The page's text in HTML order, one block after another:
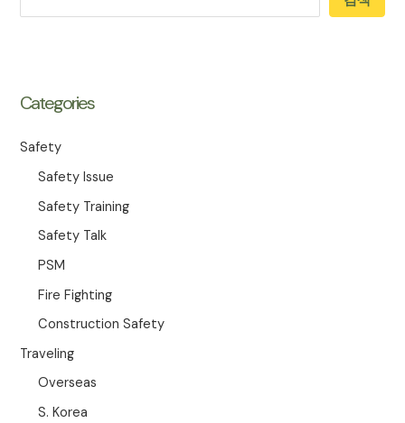
Categories
Safety
Safety Issue
Safety Training
Safety Talk
PSM
Fire Fighting
Construction Safety
Traveling
Overseas
S. Korea